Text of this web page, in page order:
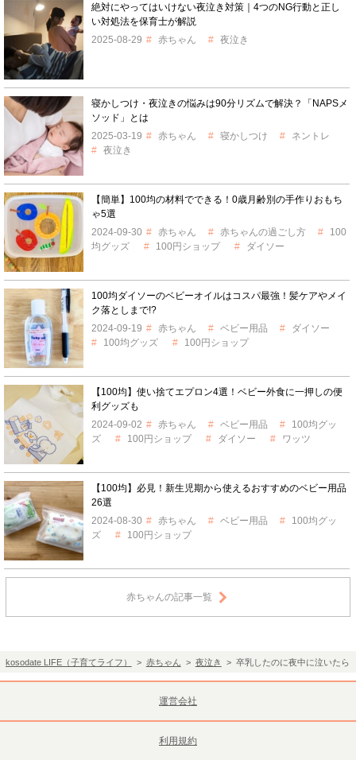
絶対にやってはいけない夜泣き対策｜4つのNG行動と正し
い対処法を保育士が解説
2025-08-29
赤ちゃん 夜泣き
寝かしつけ・夜泣きの悩みは90分リズムで解決？「NAPSメ
ソッド」とは
2025-03-19
赤ちゃん 寝かしつけ
ネントレ
夜泣き
【簡単】100均の材料でできる！0歳月齢別の手作りおもち
ゃ5選
2024-09-30
赤ちゃん 赤ちゃんの過ごし方
100
均グッズ
100円ショップ ダイソー
100均ダイソーのベビーオイルはコスパ最強！髪ケアやメイ
ク落としまで!?
2024-09-19
赤ちゃん ベビー用品
ダイソー
100均グッズ
100円ショップ
【100均】使い捨てエプロン4選！ベビー外食に一押しの便
利グッズも
2024-09-02
赤ちゃん ベビー用品
100均グッ
ズ
100円ショップ ダイソー ワッツ
【100均】必見！新生児期から使えるおすすめのベビー用品
26選
2024-08-30
赤ちゃん ベビー用品
100均グッ
ズ
100円ショップ
赤ちゃんの記事一覧
kosodate LIFE（子育てライフ） > 赤ちゃん > 夜泣き > 卒乳したのに夜中に泣いたら
運営会社
利用規約